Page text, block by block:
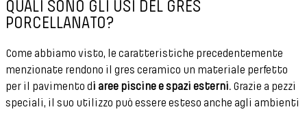
QUALI SONO GLI USI DEL GRES
PORCELLANATO?
Come abbiamo visto, le caratteristiche precedentemente
menzionate rendono il gres ceramico un materiale perfetto
per il pavimento di aree piscine e spazi esterni. Grazie a pezzi
speciali, il suo utilizzo può essere esteso anche agli ambienti